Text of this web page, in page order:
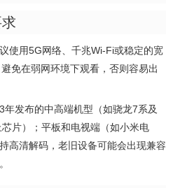
使用5G网络、千兆Wi-Fi或稳定的宽
免在弱网环境下观看，否则容易出
年发布的中高端机型（如骁龙7系及
片）；平板和电视端（如小米电
高清解码，老旧设备可能会出现兼容